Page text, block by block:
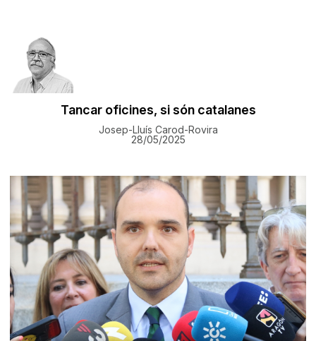
Tancar oficines, si són catalanes
Josep-Lluís Carod-Rovira
28/05/2025